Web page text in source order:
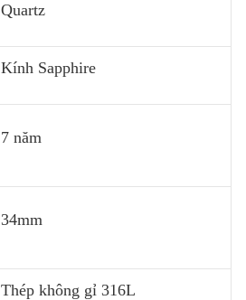
Quartz
Kính Sapphire
7 năm
34mm
Thép không gỉ 316L